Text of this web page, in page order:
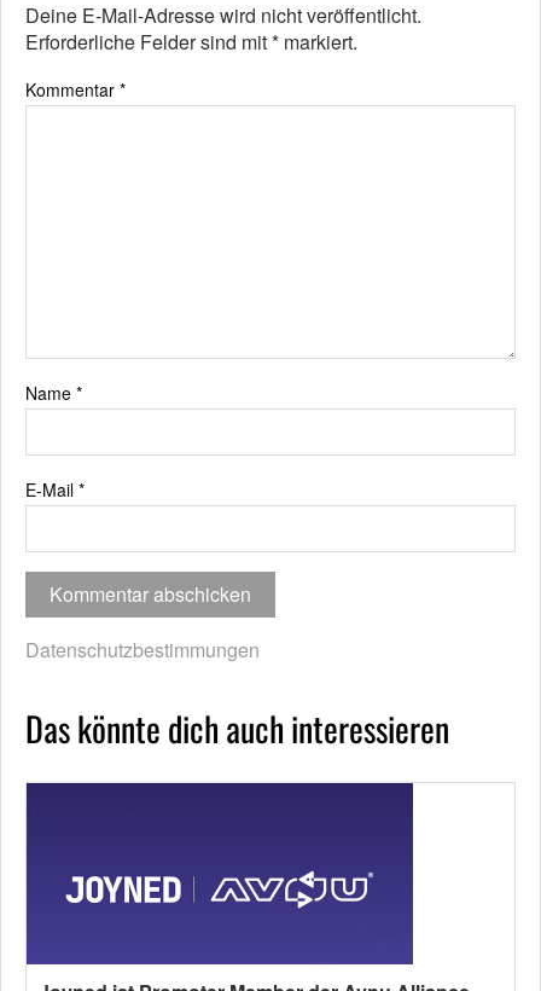
Deine E-Mail-Adresse wird nicht veröffentlicht.
Erforderliche Felder sind mit* markiert.
Kommentar *
Name *
E-Mail *
Datenschutzbestimmungen
Das könnte dich auch interessieren